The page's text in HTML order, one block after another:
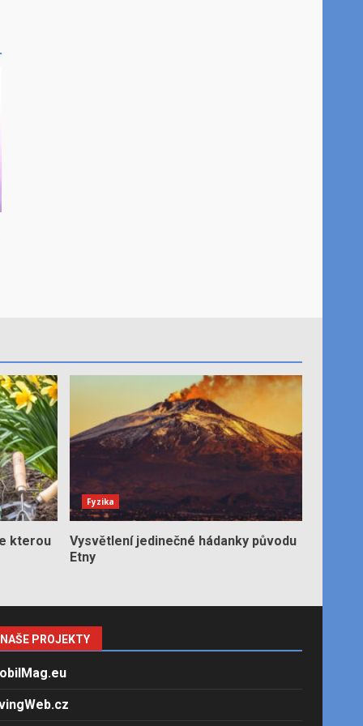
kterou
Fyzika
Vysvětlení jedinečné hádanky původu
Etny
NAŠE PROJEKTY